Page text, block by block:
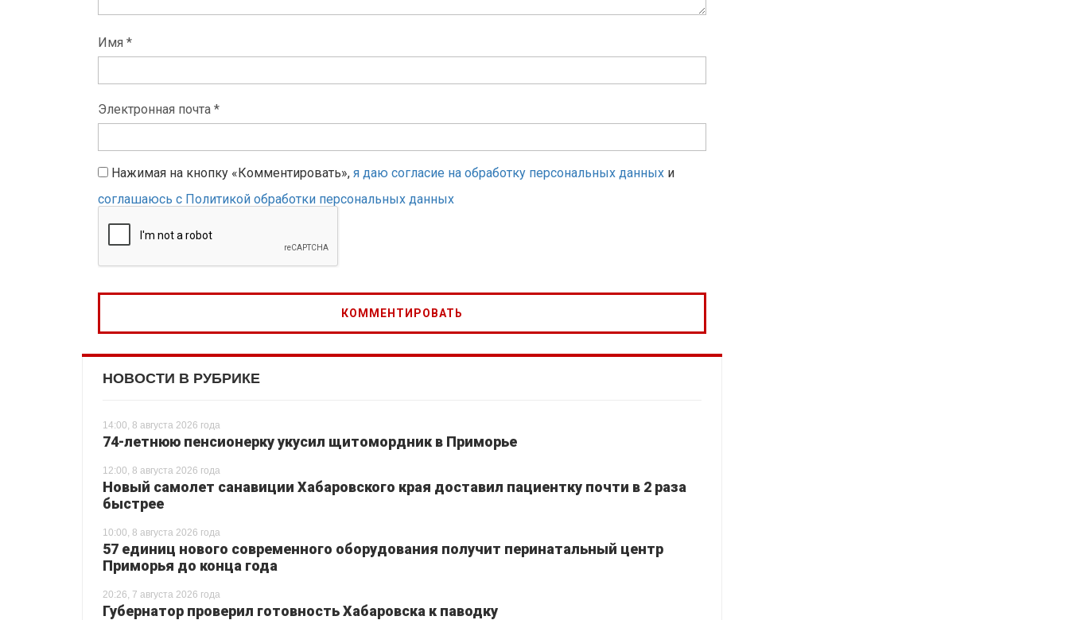
Имя *
Электронная почта *
Нажимая на кнопку «Комментировать», я даю согласие на обработку персональных данных и
соглашаюсь с Политикой обработки персональных данных
НОВОСТИ В РУБРИКЕ
14:00, 8 августа 2026 года
74-летнюю пенсионерку укусил щитомордник в Приморье
12:00, 8 августа 2026 года
Новый самолет санавиции Хабаровского края доставил пациентку почти в 2 раза
быстрее
10:00, 8 августа 2026 года
57 единиц нового современного оборудования получит перинатальный центр
Приморья до конца года
20:26, 7 августа 2026 года
Губернатор проверил готовность Хабаровска к паводку